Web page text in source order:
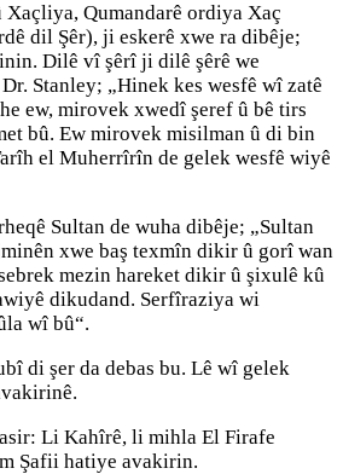
Xaçliya, Qumandarê ordiya Xaç
dil Şêr), ji eskerê xwe ra dibêje;
Dilê vî şêrî ji dilê şêrê we
Stanley; „Hinek kes wesfê wî zatê
ew, mirovek xwedî şeref û bê tirs
bû. Ew mirovek misilman û di bin
el Muherrîrîn de gelek wesfê wiyê
Sultan de wuha dibêje; „Sultan
xwe baş texmîn dikir û gorî wan
mezin hareket dikir û şixulê kû
dikudand. Serfîraziya wi
wî bû“.
di şer da debas bu. Lê wî gelek
Li Kahîrê, li mihla El Firafe
Şafii hatiye avakirin.